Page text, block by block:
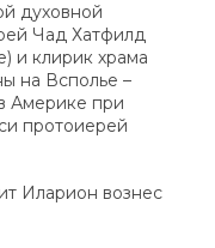
духовной
Чад Хатфилд
и клирик храма
на Всполье –
Америке при
протоиерей
Иларион вознес